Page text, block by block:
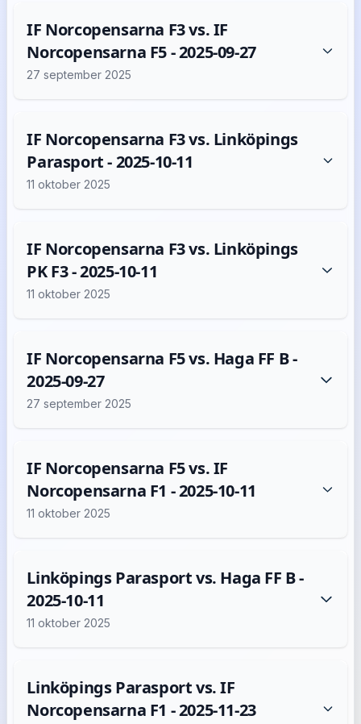
IF Norcopensarna F3 vs. IF
Norcopensarna F5 - 2025-09-27
27 september 2025
IF Norcopensarna F3 vs. Linköpings
Parasport - 2025-10-11
11 oktober 2025
IF Norcopensarna F3 vs. Linköpings
PK F3 - 2025-10-11
11 oktober 2025
IF Norcopensarna F5 vs. Haga FF B -
2025-09-27
27 september 2025
IF Norcopensarna F5 vs. IF
Norcopensarna F1 - 2025-10-11
11 oktober 2025
Linköpings Parasport vs. Haga FF B -
2025-10-11
11 oktober 2025
Linköpings Parasport vs. IF
Norcopensarna F1 - 2025-11-23